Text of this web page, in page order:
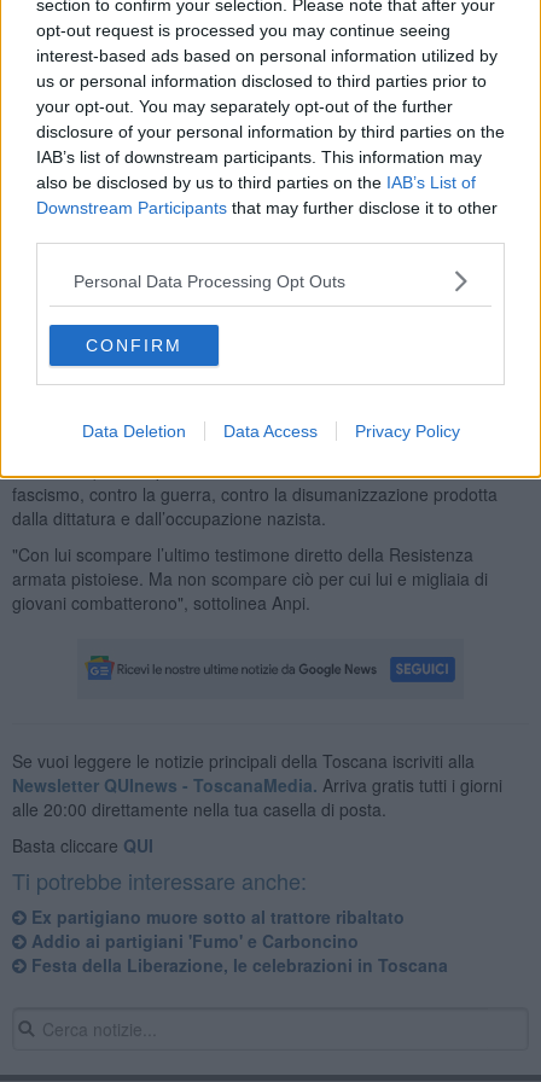
section to confirm your selection. Please note that after your
opt-out request is processed you may continue seeing
interest-based ads based on personal information utilized by
us or personal information disclosed to third parties prior to
your opt-out. You may separately opt-out of the further
disclosure of your personal information by third parties on the
IAB’s list of downstream participants. This information may
also be disclosed by us to third parties on the IAB’s List of
Downstream Participants that may further disclose it to other
Personal Data Processing Opt Outs
CONFIRM
Data Deletion Data Access Privacy Policy
l'Associazione.
Nato a Groppoli il 19 Dicembre 1929, aveva sempre vissuto a
Pistoia, nella zona di Candeglia. "Mario Innocentiaveva scelto la
lotta partigiana a soli 15 anni, entrando nelle formazioni
garibaldine dellaLunigiana e dell’area spezzina dopo aver lasciato
Anpi.
"Per 11 mesicombatté nella Resistenzacon il nome di battaglia
Demurdas, partecipando alle attività delle formazioni partigiane,
vivendo i rastrellamenti, la durezza della guerra in montagna, la
solidarietà tra combattenti e l’attesa della Liberazione".
forza morale, Mario Innocenti ha sempre ricordato non soltanto il
valore militare della Resistenza, ma soprattutto il significato umano
fascismo, contro la guerra, contro la disumanizzazione prodotta
dalla dittatura e dall’occupazione nazista.
"Con lui scompare l’ultimo testimone diretto della Resistenza
armata pistoiese. Ma non scompare ciò per cui lui e migliaia di
giovani combatterono", sottolinea Anpi.
Se vuoi leggere le notizie principali della Toscana iscriviti alla
Newsletter QUInews - ToscanaMedia. Arriva gratis tutti i giorni
alle 20:00 direttamente nella tua casella di posta.
Basta cliccare QUI
Ti potrebbe interessare anche:
Ex partigiano muore sotto al trattore ribaltato
Addio ai partigiani 'Fumo' e Carboncino
Festa della Liberazione, le celebrazioni in Toscana